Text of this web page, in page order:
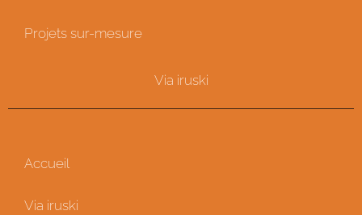
Projets sur-mesure
Via iruski
Accueil
Via iruski